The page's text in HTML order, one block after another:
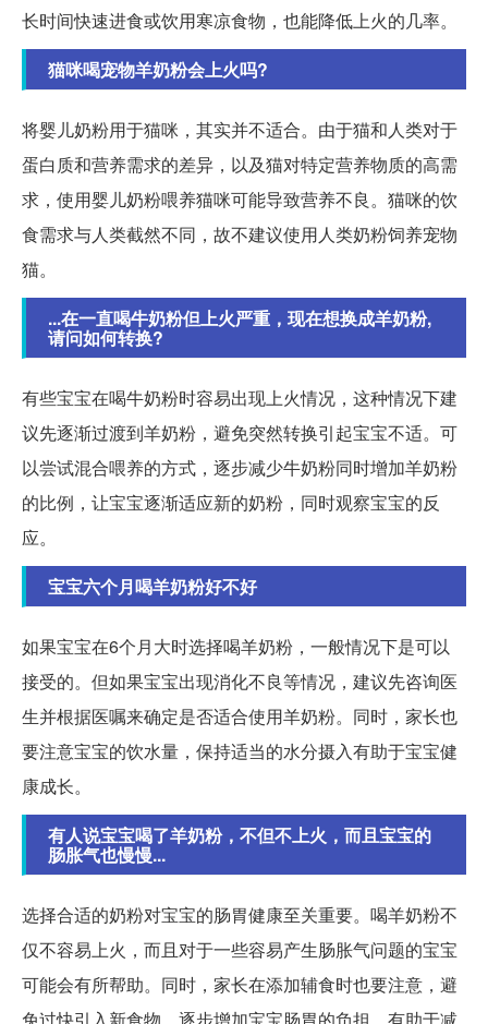
长时间快速进食或饮用寒凉食物，也能降低上火的几率。
猫咪喝宠物羊奶粉会上火吗?
将婴儿奶粉用于猫咪，其实并不适合。由于猫和人类对于
蛋白质和营养需求的差异，以及猫对特定营养物质的高需
求，使用婴儿奶粉喂养猫咪可能导致营养不良。猫咪的饮
食需求与人类截然不同，故不建议使用人类奶粉饲养宠物
猫。
...在一直喝牛奶粉但上火严重，现在想换成羊奶粉,
请问如何转换?
有些宝宝在喝牛奶粉时容易出现上火情况，这种情况下建
议先逐渐过渡到羊奶粉，避免突然转换引起宝宝不适。可
以尝试混合喂养的方式，逐步减少牛奶粉同时增加羊奶粉
的比例，让宝宝逐渐适应新的奶粉，同时观察宝宝的反
应。
宝宝六个月喝羊奶粉好不好
如果宝宝在6个月大时选择喝羊奶粉，一般情况下是可以
接受的。但如果宝宝出现消化不良等情况，建议先咨询医
生并根据医嘱来确定是否适合使用羊奶粉。同时，家长也
要注意宝宝的饮水量，保持适当的水分摄入有助于宝宝健
康成长。
有人说宝宝喝了羊奶粉，不但不上火，而且宝宝的
肠胀气也慢慢...
选择合适的奶粉对宝宝的肠胃健康至关重要。喝羊奶粉不
仅不容易上火，而且对于一些容易产生肠胀气问题的宝宝
可能会有所帮助。同时，家长在添加辅食时也要注意，避